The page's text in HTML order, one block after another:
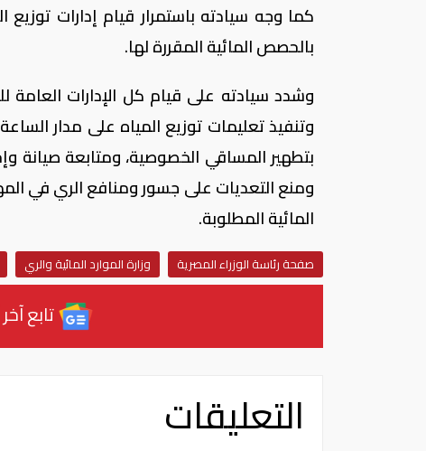
كما وجه سيادته باستمرار قيام إدارات توزيع
بالحصص المائية المقررة لها.
وشدد سيادته على قيام كل الإدارات العامة
وتنفيذ تعليمات توزيع المياه على مدار
بتطهير المساقي الخصوصية، ومتابعة صيانة
ومنع التعديات على جسور ومنافع الري في
المائية المطلوبة.
صفحة رئاسة الوزراء المصرية وزارة الموارد المائية والري
تابع
التعليقات